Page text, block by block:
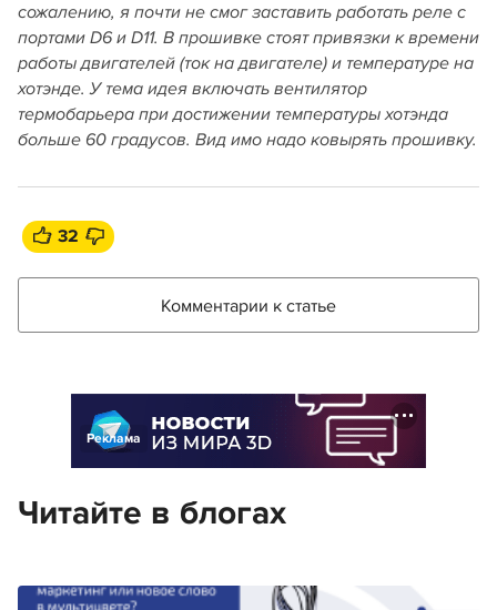
сожалению, я почти не смог заставить работать реле с
портами D6 и D11. В прошивке стоят привязки к времени
работы двигателей (ток на двигателе) и температуре на
хотэнде. У тема идея включать вентилятор
термобарьера при достижении температуры хотэнда
больше 60 градусов. Вид имо надо ковырять прошивку.
32
Комментарии к статье
Реклама
Читайте в блогах